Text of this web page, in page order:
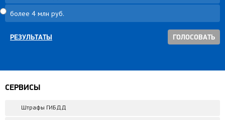
более 4 млн руб.
РЕЗУЛЬТАТЫ
СЕРВИСЫ
Штрафы ГИБДД